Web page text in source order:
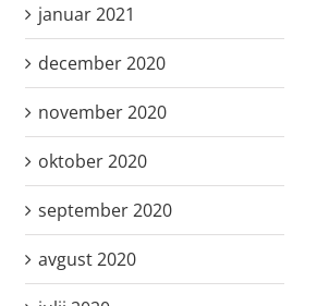
januar 2021
december 2020
november 2020
oktober 2020
september 2020
avgust 2020